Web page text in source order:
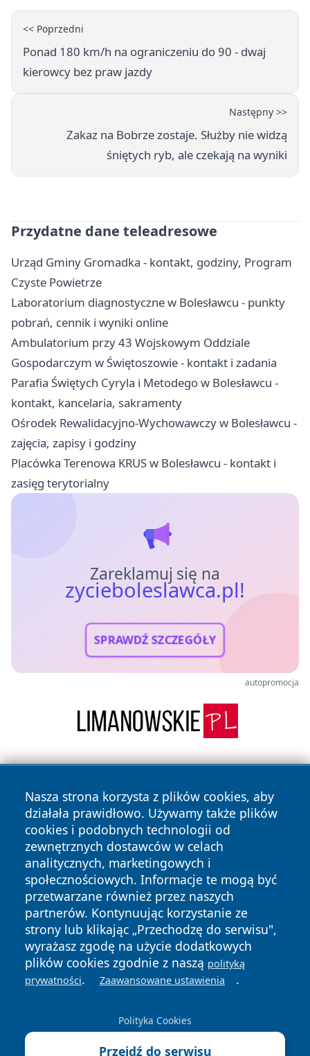
<< Poprzedni
Ponad 180 km/h na ograniczeniu do 90 - dwaj
kierowcy bez praw jazdy
Następny >>
Zakaz na Bobrze zostaje. Służby nie widzą
śniętych ryb, ale czekają na wyniki
Przydatne dane teleadresowe
Urząd Gminy Gromadka - kontakt, godziny, Program
Czyste Powietrze
Laboratorium diagnostyczne w Bolesławcu - punkty
pobrań, cennik i wyniki online
Ambulatorium przy 43 Wojskowym Oddziale
Gospodarczym w Świętoszowie - kontakt i zadania
Parafia Świętych Cyryla i Metodego w Bolesławcu -
kontakt, kancelaria, sakramenty
Ośrodek Rewalidacyjno-Wychowawczy w Bolesławcu -
zajęcia, zapisy i godziny
Placówka Terenowa KRUS w Bolesławcu - kontakt i
zasięg terytorialny
Zareklamuj się na
zycieboleslawca.pl!
SPRAWDŹ SZCZEGÓŁY
autopromocja
Nasza strona korzysta z plików cookies, aby
działała prawidłowo. Używamy także plików
cookies i podobnych technologii od
zewnętrznych dostawców w celach
analitycznych, marketingowych i
społecznościowych. Informacje te mogą być
przetwarzane również przez naszych
partnerów. Kontynuując korzystanie ze
strony lub klikając „Przechodzę do serwisu",
wyrażasz zgodę na użycie dodatkowych
plików cookies zgodnie z naszą polityką
prywatności. Zaawansowane ustawienia .
Polityka Cookies
Przejdź do serwisu
Copyright © 2026 zycieboleslawca.pl Wszystkie prawa
zastrzeżone.
News Autorzy
Polityka
Prywatności
Polityka
Cookies